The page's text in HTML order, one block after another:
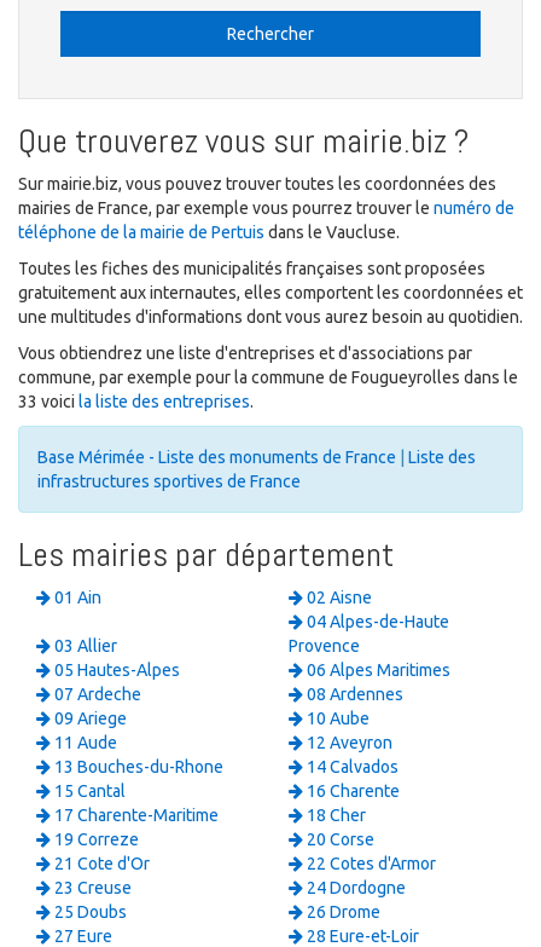
Rechercher
Que trouverez vous sur mairie.biz ?
Sur mairie.biz, vous pouvez trouver toutes les coordonnées des
mairies de France, par exemple vous pourrez trouver le numéro de
téléphone de la mairie de Pertuis dans le Vaucluse.
Toutes les fiches des municipalités françaises sont proposées
gratuitement aux internautes, elles comportent les coordonnées et
une multitudes d'informations dont vous aurez besoin au quotidien.
Vous obtiendrez une liste d'entreprises et d'associations par
commune, par exemple pour la commune de Fougueyrolles dans le
33 voici la liste des entreprises.
Base Mérimée - Liste des monuments de France
Liste des
infrastructures sportives de France
Les mairies par département
01 Ain 02 Aisne
03 Allier
04 Alpes-de-Haute
Provence
05 Hautes-Alpes
06 Alpes Maritimes
07 Ardeche
08 Ardennes
09 Ariege
10 Aube
11 Aude
12 Aveyron
13 Bouches-du-Rhone
14 Calvados
15 Cantal
16 Charente
17 Charente-Maritime
18 Cher
19 Correze
20 Corse
21 Cote d'Or
22 Cotes d'Armor
23 Creuse
24 Dordogne
25 Doubs
26 Drome
27 Eure
28 Eure-et-Loir